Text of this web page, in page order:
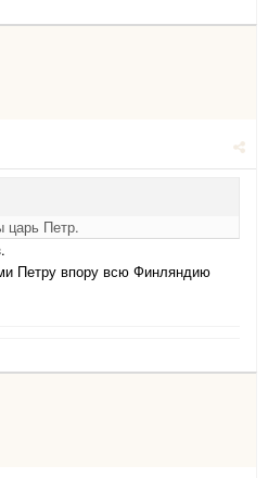
Петр.
Петру впору всю Финляндию